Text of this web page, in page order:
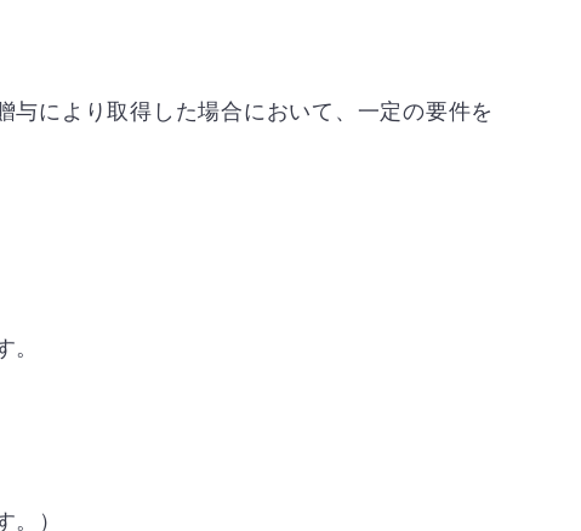
により取得した場合において、一定の要件を
。
）